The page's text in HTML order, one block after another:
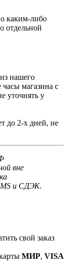
каким-либо
отдельной
нашего
магазина с
уточнять у
до 2-х дней, не
вне
и СДЭК.
свой заказ
МИР, VISA